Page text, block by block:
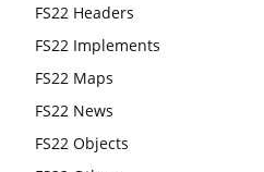
FS22 Headers
FS22 Implements
FS22 Maps
FS22 News
FS22 Objects